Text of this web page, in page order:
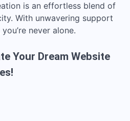
is an effortless blend of
With unwavering support
never alone.
Your Dream Website